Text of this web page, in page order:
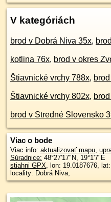
V kategóriách
brod v Dobrá Niva 35x,
kotlina 76x, brod v okres
Štiavnické vrchy 788x,
Štiavnické vrchy 802x,
brod v Stredné Slovensko
Viac o bode
Viac info: aktualizovať mapu,
Súradnice: 48°27'17"N, 19°1'7"E
stiahni GPX, lon: 19.0187676,
locality: Dobrá Niva,